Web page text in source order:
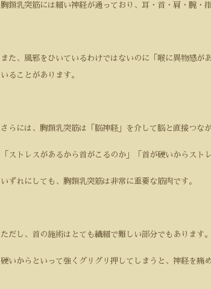
胸鎖乳突筋には細い神経が通っており、耳・首・肩・腕・
また、風邪をひいているわけではないのに「喉に異物感
いることがあります。
さらには、胸鎖乳突筋は「脳神経」を介して脳と直接つな
「ストレスがあるから首がこるのか」「首が硬いからス
いずれにしても、胸鎖乳突筋は非常に重要な筋肉です。
ただし、首の施術はとても繊細で難しい部分でもあります。
硬いからといって強くグリグリ押してしまうと、神経を痛